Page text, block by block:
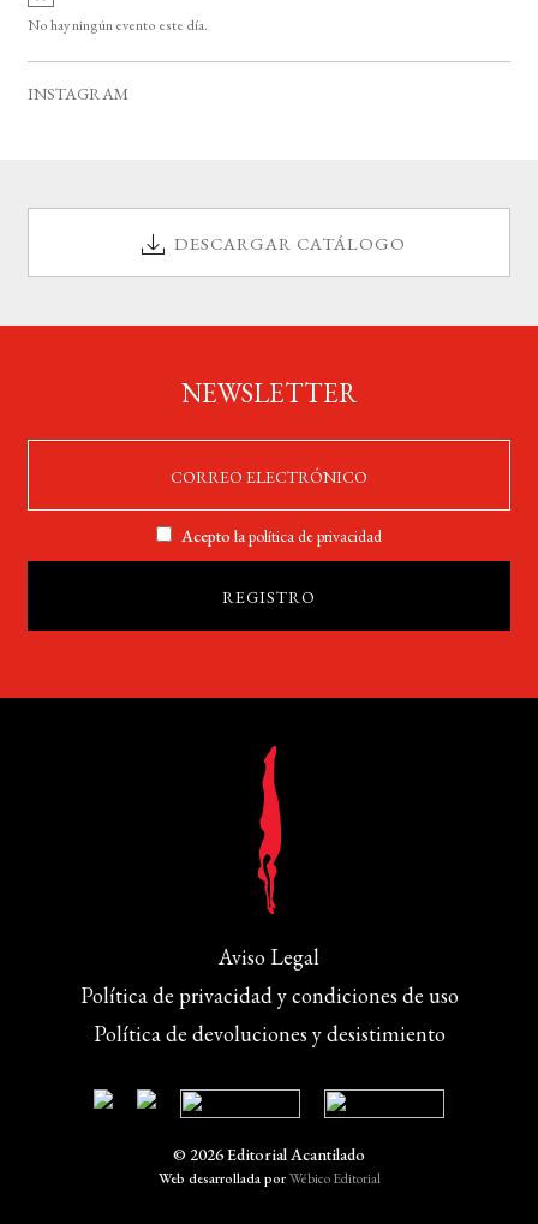
o
v
i
s
No hay ningún evento este día.
INSTAGRAM
DESCARGAR CATÁLOGO
NEWSLETTER
Acepto lapolítica de privacidad
Aviso Legal
Política de privacidad y condiciones de uso
Política de devoluciones y desistimiento
© 2026 Editorial Acantilado
Web desarrollada porWébico Editorial